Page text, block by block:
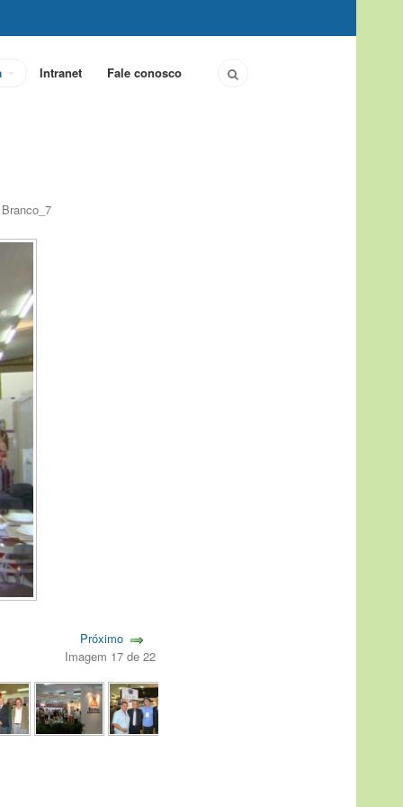
Intranet Fale conosco
Próximo
Imagem 17 de 22